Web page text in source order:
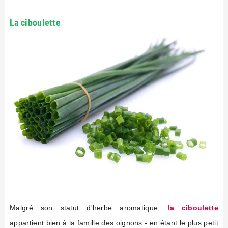
La ciboulette
Malgré son statut d'herbe aromatique, la ciboulette
appartient bien à la famille des oignons - en étant le plus petit